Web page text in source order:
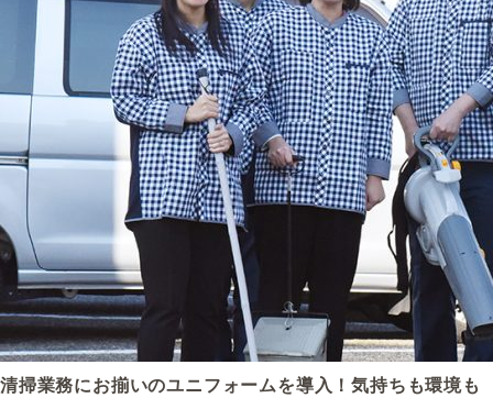
清掃業務にお揃いのユニフォームを導入！気持ちも環境も